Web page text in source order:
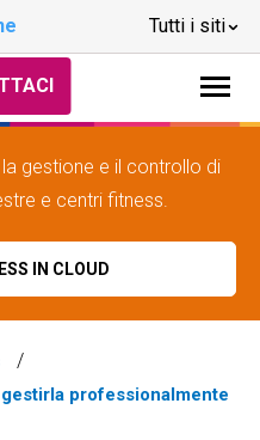
Tutti i siti
gestione e il controllo di
e centri fitness.
IN CLOUD
professionalmente